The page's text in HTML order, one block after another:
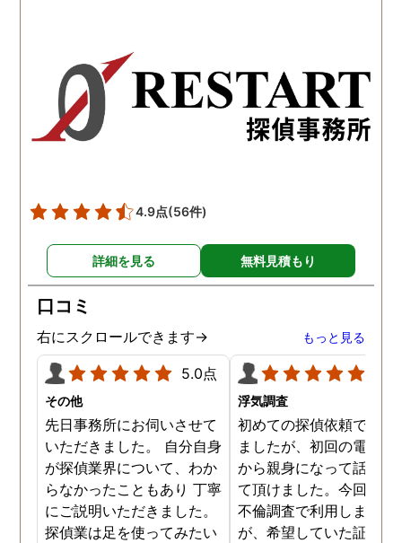
玉総合情報事務所さんに依
頼させていただき本当に良
かったです。
明な点が全くないほどし
かりと説明をしてくれま
た。調査では夫が不倫相
の自宅に頻繁に訪れる様
務所に関しても調べてく
ていて、周りの人たちの
かげで夫と離婚ができそ
4.9点(56件)
詳細を見る 無料見積もり
口コミ
右にスクロールできます→ もっと見る
5.0点
その他
先日事務所にお伺いさせて
いただきました。 自分自身
が探偵業界について、わか
らなかったこともあり 丁寧
にご説明いただきました。
探偵業は足を使ってみたい
浮気調査
初めての探偵依頼で緊張
ましたが、初回の電話相
から親身になって話を聞
て頂けました。今回、夫
不倫調査で利用しました
が、希望していた証拠を